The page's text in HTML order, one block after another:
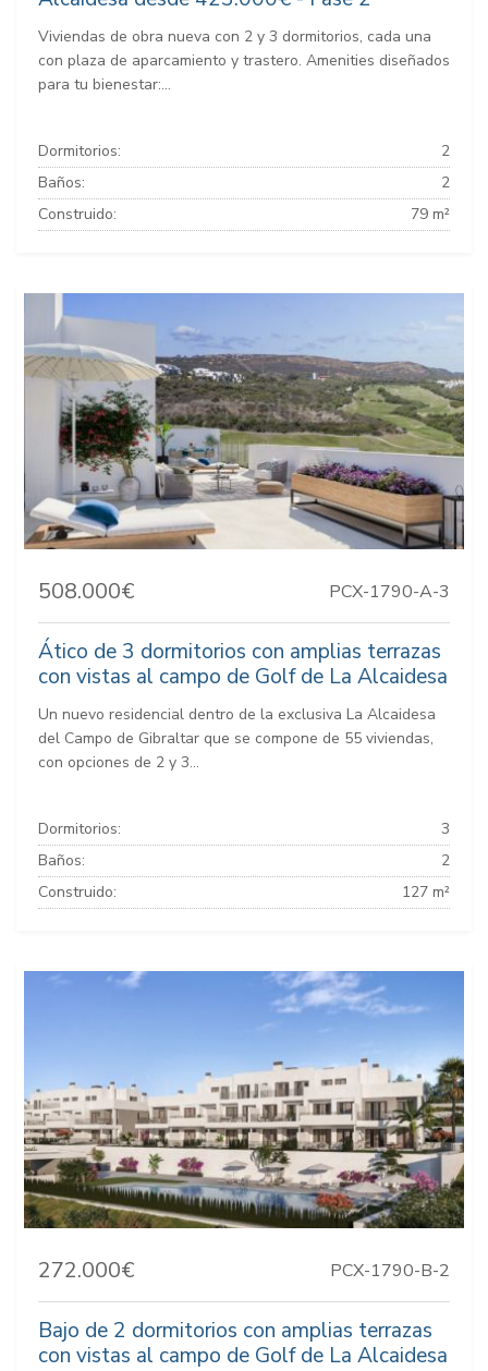
Viviendas de obra nueva con 2 y 3 dormitorios, cada una
con plaza de aparcamiento y trastero. Amenities diseñados
para tu bienestar:...
Dormitorios:
2
Baños:
2
Construido:
79 m²
508.000€ PCX-1790-A-3
Ático de 3 dormitorios con amplias terrazas
con vistas al campo de Golf de La Alcaidesa
Un nuevo residencial dentro de la exclusiva La Alcaidesa
del Campo de Gibraltar que se compone de 55 viviendas,
con opciones de 2 y 3...
Dormitorios:
3
Baños:
2
Construido:
127 m²
272.000€ PCX-1790-B-2
Bajo de 2 dormitorios con amplias terrazas
con vistas al campo de Golf de La Alcaidesa